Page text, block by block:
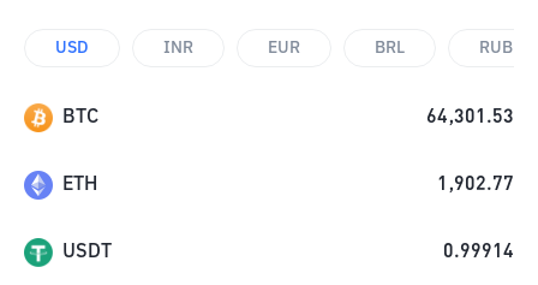
USD INR EUR BRL RUB
BTC 64,301.53
ETH 1,902.77
USDT 0.99914